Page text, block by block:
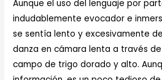
Aunque el uso del lenguaje por
indudablemente evocador e
se sentía lento y excesivamente
danza en cámara lenta a través
campo de trigo dorado y alto.